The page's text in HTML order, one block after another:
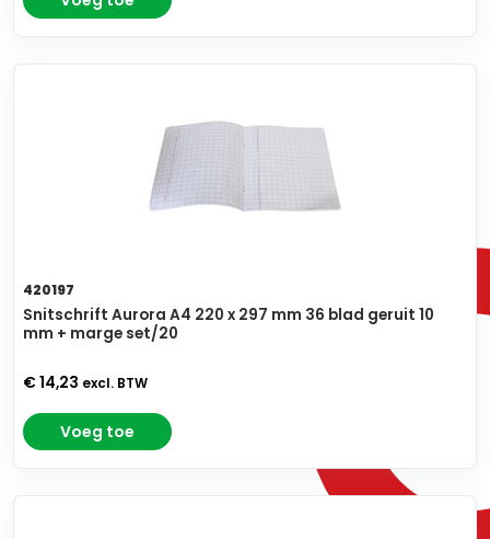
420197
Snitschrift Aurora A4 220 x 297 mm 36 blad geruit 10
mm + marge set/20
€ 14,23 excl. BTW
Voeg toe